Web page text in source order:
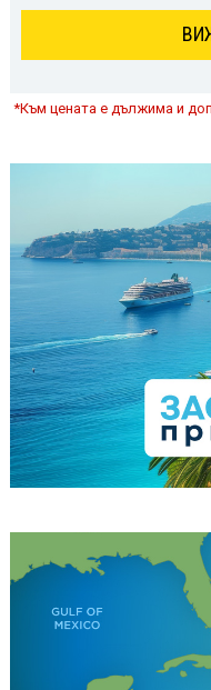
*Към цената е дължима и